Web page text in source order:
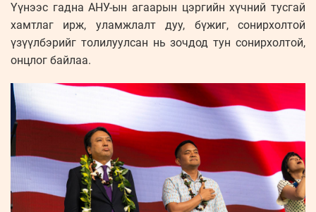
Үүнээс гадна АНУ-ын агаарын цэргийн хүчний тусгай
хамтлаг ирж, уламжлалт дуу, бүжиг, сонирхолтой
үзүүлбэрийг толилуулсан нь зочдод тун сонирхолтой,
онцлог байлаа.